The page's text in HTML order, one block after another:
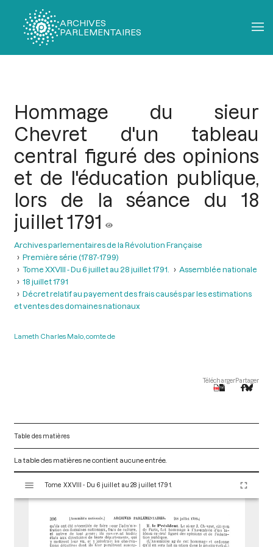
ARCHIVES
PARLEMENTAIRES
Hommage du sieur
Chevret d'un tableau
central figuré des opinions
et de l'éducation publique,
lors de la séance du 18
juillet 1791
Archives parlementaires de la Révolution Française
Première série (1787-1799)
Tome XXVIII - Du 6 juillet au 28 juillet 1791.
Assemblée nationale
18 juillet 1791
Décret relatif au payement des frais causés par les estimations
et ventes des domaines nationaux
Lameth Charles Malo, comte de
TéléchargerPartager
Table des matières
La table des matières ne contient aucune entrée.
s
Tome XXVIII - Du 6 juillet au 28 juillet 1791.